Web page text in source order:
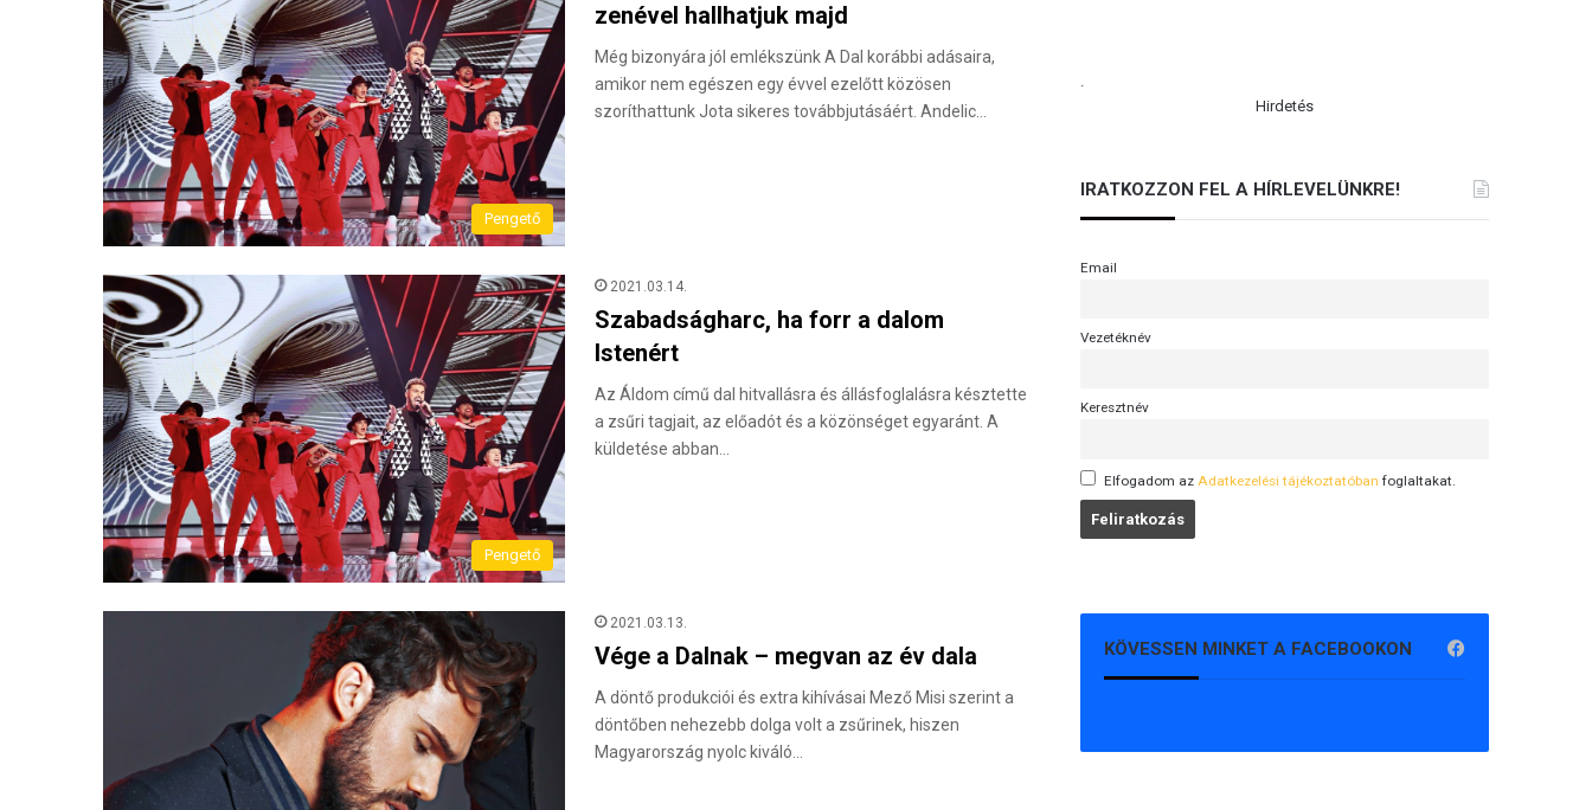
Pengető
zenével hallhatjuk majd
Még bizonyára jól emlékszünk A Dal korábbi adásaira,
amikor nem egészen egy évvel ezelőtt közösen
szoríthattunk Jota sikeres továbbjutásáért. Andelic…
Pengető
2021.03.14.
Szabadságharc, ha forr a dalom
Istenért
Az Áldom című dal hitvallásra és állásfoglalásra késztette
a zsűri tagjait, az előadót és a közönséget egyaránt. A
küldetése abban…
2021.03.13.
Vége a Dalnak – megvan az év dala
A döntő produkciói és extra kihívásai Mező Misi szerint a
döntőben nehezebb dolga volt a zsűrinek, hiszen
Magyarország nyolc kiváló…
.
Hirdetés
IRATKOZZON FEL A HÍRLEVELÜNKRE!
Email
Vezetéknév
Keresztnév
Elfogadom az Adatkezelési tájékoztatóban foglaltakat.
KÖVESSEN MINKET A FACEBOOKON